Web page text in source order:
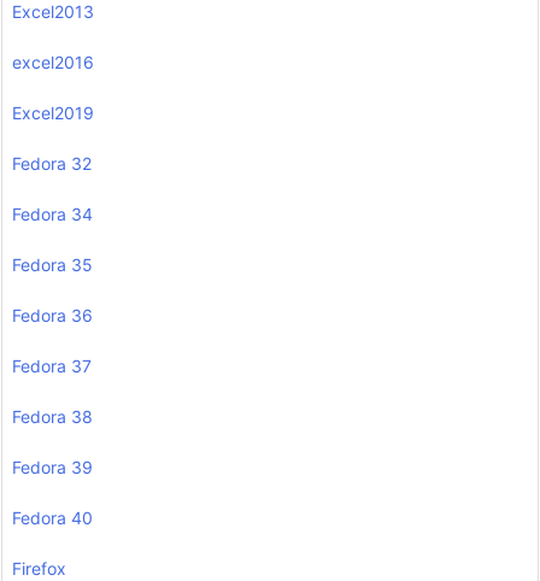
Excel2013
excel2016
Excel2019
Fedora 32
Fedora 34
Fedora 35
Fedora 36
Fedora 37
Fedora 38
Fedora 39
Fedora 40
Firefox